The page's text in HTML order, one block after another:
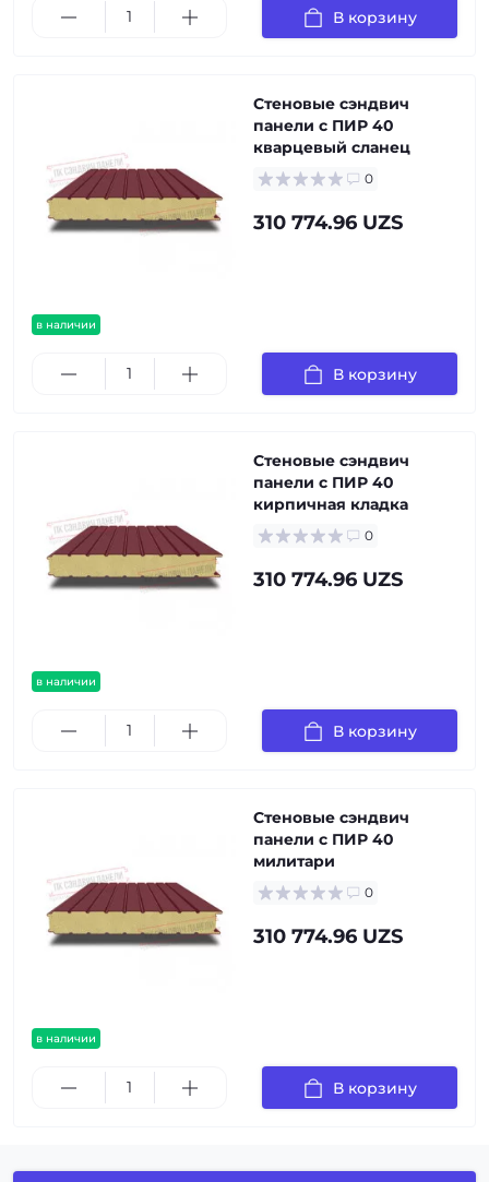
В корзину
в наличии
Стеновые сэндвич
панели с ПИР 40
кварцевый сланец
0
310 774.96 UZS
В корзину
в наличии
Стеновые сэндвич
панели с ПИР 40
кирпичная кладка
0
310 774.96 UZS
В корзину
в наличии
Стеновые сэндвич
панели с ПИР 40
милитари
0
310 774.96 UZS
В корзину